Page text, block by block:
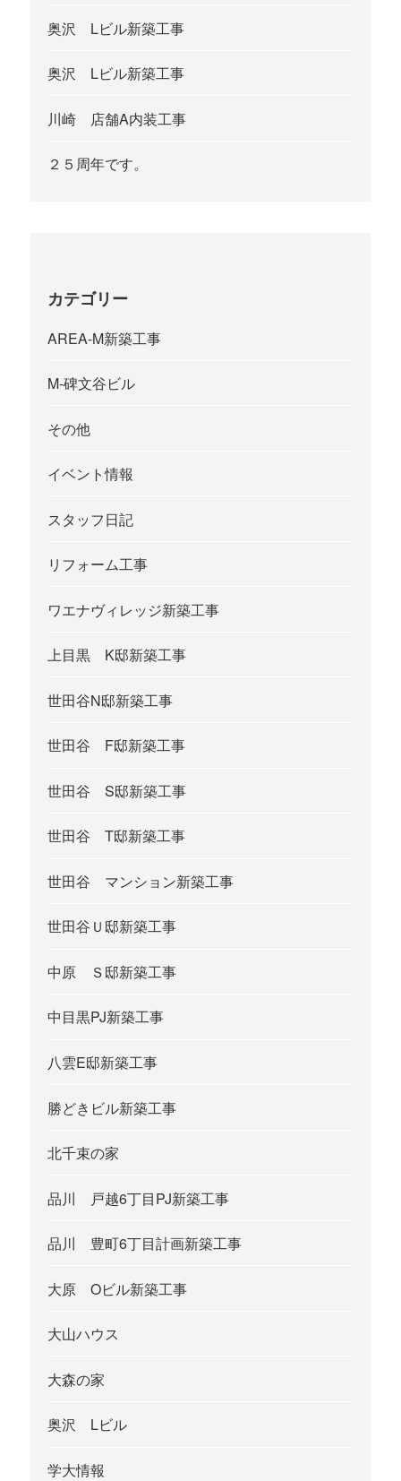
奥沢 Lビル新築工事
奥沢 Lビル新築工事
川崎 店舗A内装工事
２５周年です。
カテゴリー
AREA-M新築工事
M-碑文谷ビル
その他
イベント情報
スタッフ日記
リフォーム工事
ワエナヴィレッジ新築工事
上目黒 K邸新築工事
世田谷N邸新築工事
世田谷 F邸新築工事
世田谷 S邸新築工事
世田谷 T邸新築工事
世田谷 マンション新築工事
世田谷Ｕ邸新築工事
中原 Ｓ邸新築工事
中目黒PJ新築工事
八雲E邸新築工事
勝どきビル新築工事
北千束の家
品川 戸越6丁目PJ新築工事
品川 豊町6丁目計画新築工事
大原 Oビル新築工事
大山ハウス
大森の家
奥沢 Lビル
学大情報